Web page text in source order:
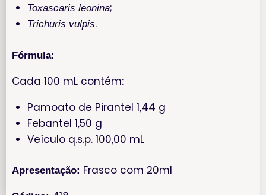
Toxascaris leonina;
Trichuris vulpis.
Fórmula:
Cada 100 mL contém:
Pamoato de Pirantel 1,44 g
Febantel 1,50 g
Veículo q.s.p. 100,00 mL
Apresentação: Frasco com 20ml